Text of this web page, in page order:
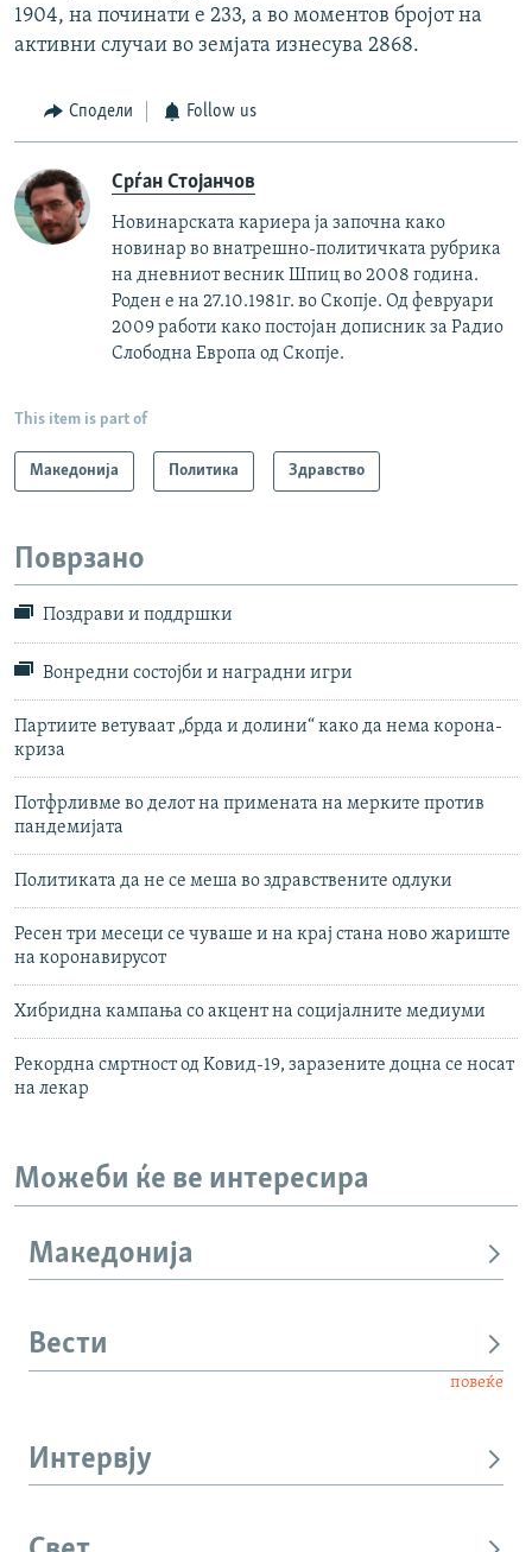
1904, на починати е 233, а во моментов бројот на
активни случаи во земјата изнесува 2868.
Сподели Follow us
Срѓан Стојанчов
Новинарската кариера ја започна како
новинар во внатрешно-политичката рубрика
на дневниот весник Шпиц во 2008 година.
Роден е на 27.10.1981г. во Скопје. Од февруари
2009 работи како постојан дописник за Радио
Слободна Европа од Скопје.
This item is part of
Македонија Политика Здравство
Поврзано
Поздрави и поддршки
Вонредни состојби и наградни игри
Партиите ветуваат „брда и долини“ како да нема корона-
криза
Потфрливме во делот на примената на мерките против
пандемијата
Политиката да не се меша во здравствените одлуки
Ресен три месеци се чуваше и на крај стана ново жариште
на коронавирусот
Хибридна кампања со акцент на социјалните медиуми
Рекордна смртност од Kовид-19, заразените доцна се носат
на лекар
Можеби ќе ве интересира
Македонија
Вести
повеќе
Интервју